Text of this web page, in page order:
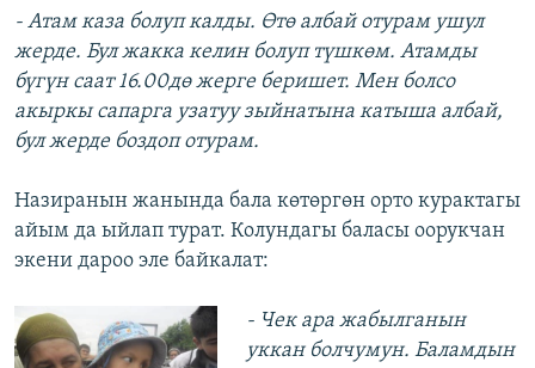
- Атам каза болуп калды. Өтө албай отурам ушул
жерде. Бул жакка келин болуп түшкөм. Атамды
бүгүн саат 16.00дө жерге беришет. Мен болсо
акыркы сапарга узатуу зыйнатына катыша албай,
бул жерде боздоп отурам.
Назиранын жанында бала көтөргөн орто курактагы
айым да ыйлап турат. Колундагы баласы оорукчан
экени дароо эле байкалат:
​- Чек ара жабылганын
уккан болчумун. Баламдын